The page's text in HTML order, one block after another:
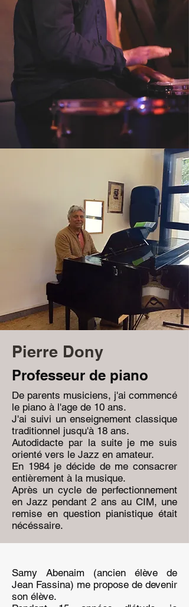
Pierre Dony
Professeur de piano
De parents musiciens, j'ai commencé
le piano à l'age de 10 ans.
J'ai suivi un enseignement classique
traditionnel jusqu'à 18 ans.
Autodidacte par la suite je me suis
orienté vers le Jazz en amateur.
En 1984 je décide de me consacrer
entièrement à la musique.
Après un cycle de perfectionnement
en Jazz pendant 2 ans au CIM, une
remise en question pianistique était
nécéssaire.
Samy Abenaim (ancien élève de
Jean Fassina) me propose de devenir
son élève.